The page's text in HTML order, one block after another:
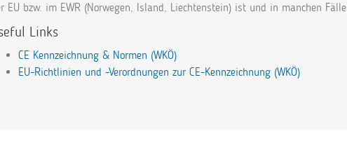
EU bzw. im EWR (Norwegen, Island, Liechtenstein) ist und in manchen
Links
CE Kennzeichnung & Normen (WKÖ)
EU-Richtlinien und -Verordnungen zur CE-Kennzeichnung (WKÖ)